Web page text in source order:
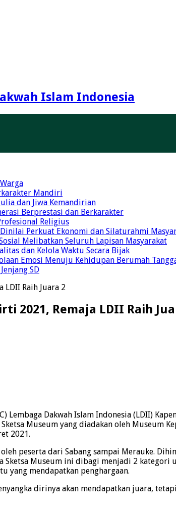
Islam Indonesia
Mandiri
dan Jiwa Kemandirian
Berprestasi dan Berkarakter
Religius
Perkuat Ekonomi dan Silaturahmi
Melibatkan Seluruh Lapisan Masyarakat
dan Kelola Waktu Secara Bijak
Emosi Menuju Kehidupan Berumah
SD
LDII Raih Juara 2
2021, Remaja LDII Raih
Dakwah Islam Indonesia (LDII)
Museum yang diadakan oleh Museum
2021.
peserta dari Sabang sampai Merauke.
Museum ini dibagi menjadi 2 kategori
yang mendapatkan penghargaan.
dirinya akan mendapatkan juara,